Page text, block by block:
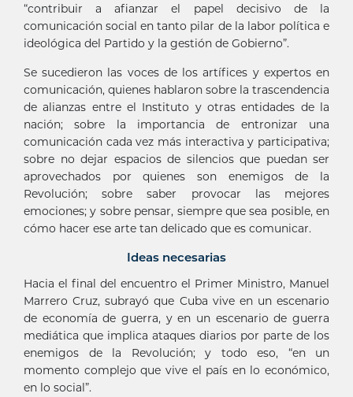
“contribuir a afianzar el papel decisivo de la
comunicación social en tanto pilar de la labor política e
ideológica del Partido y la gestión de Gobierno”.
Se sucedieron las voces de los artífices y expertos en
comunicación, quienes hablaron sobre la trascendencia
de alianzas entre el Instituto y otras entidades de la
nación; sobre la importancia de entronizar una
comunicación cada vez más interactiva y participativa;
sobre no dejar espacios de silencios que puedan ser
aprovechados por quienes son enemigos de la
Revolución; sobre saber provocar las mejores
emociones; y sobre pensar, siempre que sea posible, en
cómo hacer ese arte tan delicado que es comunicar.
Ideas necesarias
Hacia el final del encuentro el Primer Ministro, Manuel
Marrero Cruz, subrayó que Cuba vive en un escenario
de economía de guerra, y en un escenario de guerra
mediática que implica ataques diarios por parte de los
enemigos de la Revolución; y todo eso, “en un
momento complejo que vive el país en lo económico,
en lo social”.